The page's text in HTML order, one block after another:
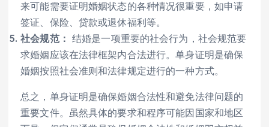
来可能需要证明婚姻状态的各种情况很重要，如申请
签证、保险、贷款或退休福利等。
社会规范： 结婚是一项重要的社会行为，社会规范要
求婚姻应该在法律框架内合法进行。单身证明是确保
婚姻按照社会准则和法律规定进行的一种方式。
总之，单身证明是确保婚姻合法性和避免法律问题的
重要文件。虽然具体的要求和程序可能因国家和地区